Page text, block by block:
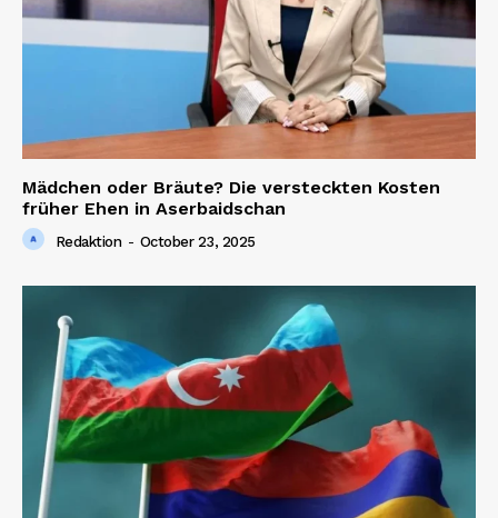
Mädchen oder Bräute? Die versteckten Kosten
früher Ehen in Aserbaidschan
Redaktion - October 23, 2025